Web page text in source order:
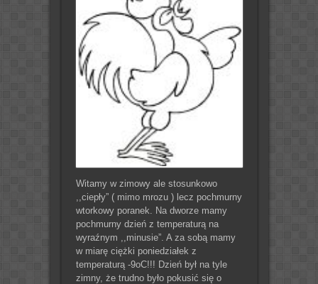
Witamy w zimowy ale stosunkowo
,,ciepły” ( mimo mrozu ) lecz pochmurny
wtorkowy poranek. Na dworze mamy
pochmurny dzień z temperaturą na
wyraźnym ,,minusie”. A za sobą mamy
w miarę ciężki poniedziałek z
temperaturą -9oC!!! Dzień był na tyle
zimny, że trudno było pokusić się o